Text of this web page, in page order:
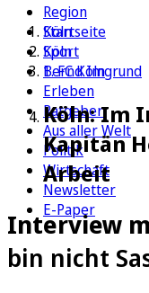
Region
Köln
Sport
1. FC Köln
Erleben
Ratgeber
Aus aller Welt
Politik
Wirtschaft
Newsletter
E-Paper
Startseite
Köln
Bernd Imgrund
Köln: Im
Kapitän
Arbeit
Interview
bin nicht